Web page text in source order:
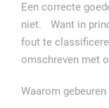
Een correcte
niet. Want in
fout te
omschreven met
Waarom